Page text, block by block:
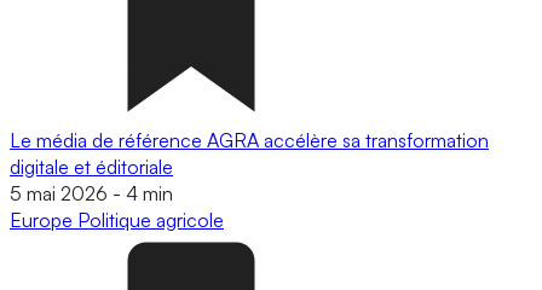
Le média de référence AGRA accélère sa transformation
digitale et éditoriale
5 mai 2026 - 4 min
Europe Politique agricole